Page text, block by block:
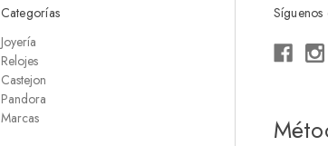
Categorías
Joyería
Relojes
Castejon
Pandora
Marcas
Síguenos